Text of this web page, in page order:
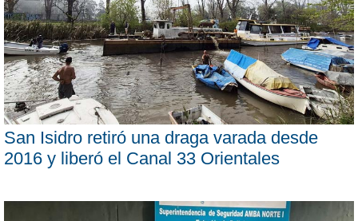
San Isidro retiró una draga varada desde
2016 y liberó el Canal 33 Orientales